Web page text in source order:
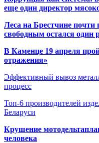
еще один директор
Леса на Брестчине
свободным остался один
В Каменце 19 апреля
отражения»
Эффективный вывоз
процесс
Топ-6 производителей
Беларуси
Крушение
человека